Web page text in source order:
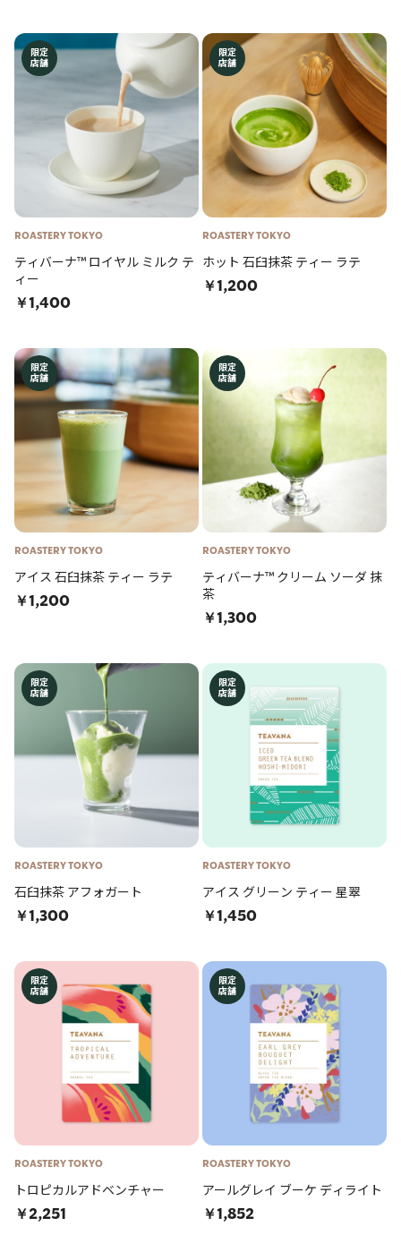
限定
店舗
ROASTERY TOKYO
ティバーナ™ ロイヤル ミルク テ
ィー
￥1,400
限定
店舗
ROASTERY TOKYO
ホット 石臼抹茶 ティー ラテ
￥1,200
限定
店舗
ROASTERY TOKYO
アイス 石臼抹茶 ティー ラテ
￥1,200
限定
店舗
ROASTERY TOKYO
ティバーナ™ クリーム ソーダ 抹
茶
￥1,300
限定
店舗
ROASTERY TOKYO
石臼抹茶 アフォガート
￥1,300
限定
店舗
ROASTERY TOKYO
アイス グリーン ティー 星翠
￥1,450
限定
店舗
ROASTERY TOKYO
トロピカルアドベンチャー
￥2,251
限定
店舗
ROASTERY TOKYO
アールグレイ ブーケ ディライト
￥1,852